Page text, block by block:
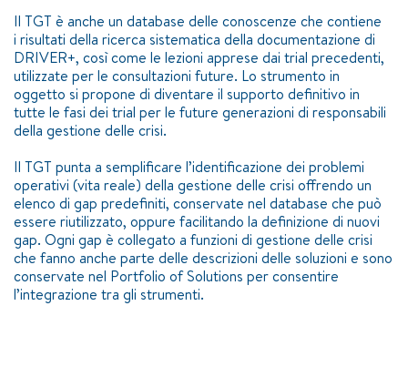
Il TGT è anche un database delle conoscenze che contiene
i risultati della ricerca sistematica della documentazione di
DRIVER+, così come le lezioni apprese dai trial precedenti,
utilizzate per le consultazioni future. Lo strumento in
oggetto si propone di diventare il supporto definitivo in
tutte le fasi dei trial per le future generazioni di responsabili
della gestione delle crisi.
Il TGT punta a semplificare l’identificazione dei problemi
operativi (vita reale) della gestione delle crisi offrendo un
elenco di gap predefiniti, conservate nel database che può
essere riutilizzato, oppure facilitando la definizione di nuovi
gap. Ogni gap è collegato a funzioni di gestione delle crisi
che fanno anche parte delle descrizioni delle soluzioni e sono
conservate nel Portfolio of Solutions per consentire
l’integrazione tra gli strumenti.